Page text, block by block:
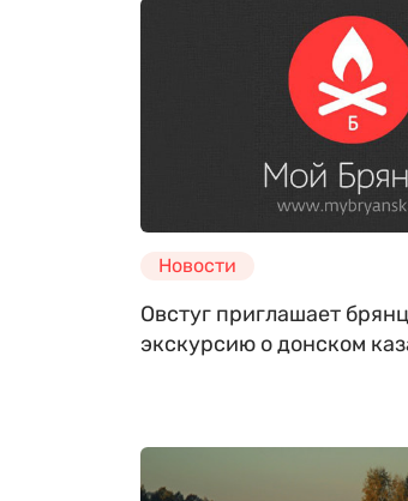
Новости
Овстуг приглашает
экскурсию о донском